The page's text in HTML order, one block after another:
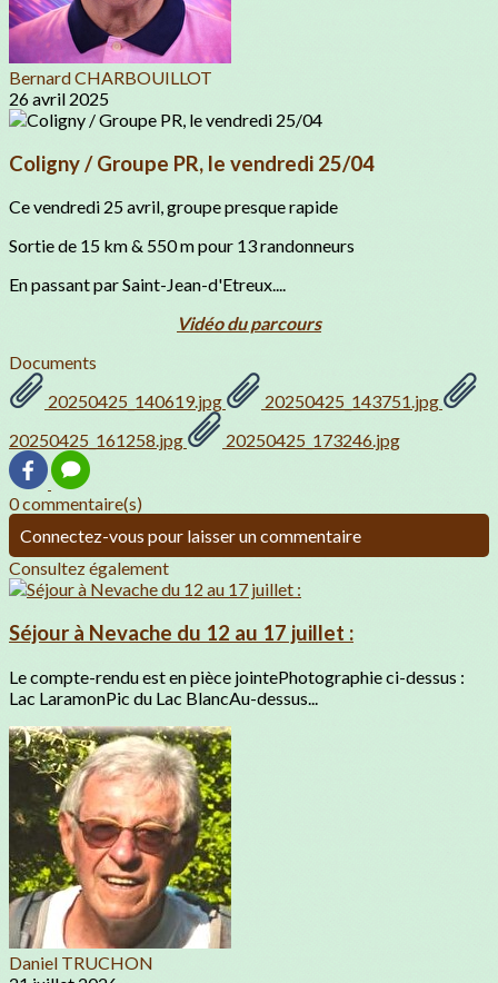
Bernard CHARBOUILLOT
26 avril 2025
Coligny / Groupe PR, le vendredi 25/04
Ce vendredi 25 avril, groupe presque rapide
Sortie de 15 km & 550 m pour 13 randonneurs
En passant par Saint-Jean-d'Etreux....
Vidéo du parcours
Documents
20250425_140619.jpg
20250425_143751.jpg
20250425_161258.jpg
20250425_173246.jpg
0 commentaire(s)
Connectez-vous pour laisser un commentaire
Consultez également
Séjour à Nevache du 12 au 17 juillet :
Le compte-rendu est en pièce jointePhotographie ci-dessus :
Lac LaramonPic du Lac BlancAu-dessus...
Daniel TRUCHON